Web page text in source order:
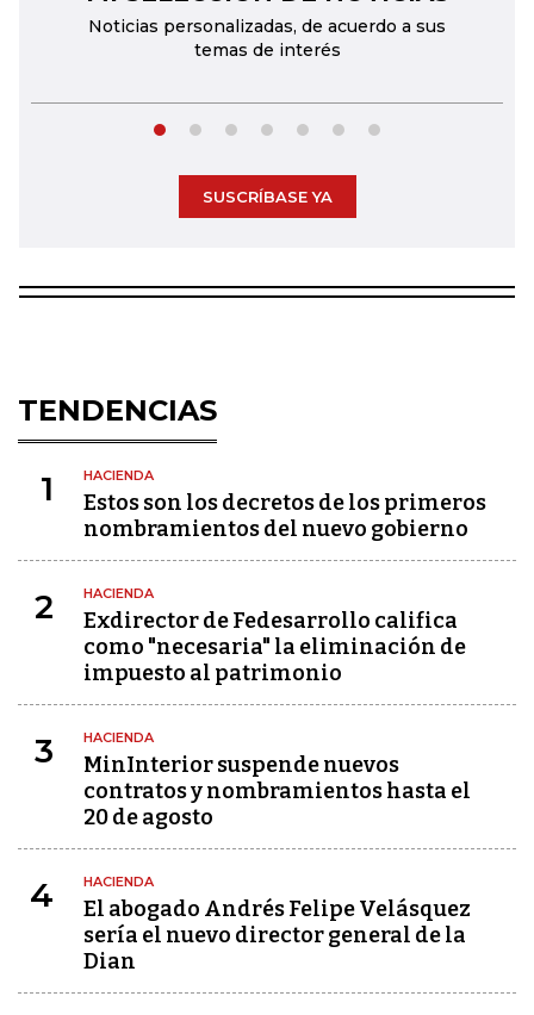
Noticias personalizadas, de acuerdo a sus
temas de interés
SUSCRÍBASE YA
TENDENCIAS
1 HACIENDA
Estos son los decretos de los primeros
nombramientos del nuevo gobierno
2 HACIENDA
Exdirector de Fedesarrollo califica
como "necesaria" la eliminación de
impuesto al patrimonio
3 HACIENDA
MinInterior suspende nuevos
contratos y nombramientos hasta el
20 de agosto
4 HACIENDA
El abogado Andrés Felipe Velásquez
sería el nuevo director general de la
Dian